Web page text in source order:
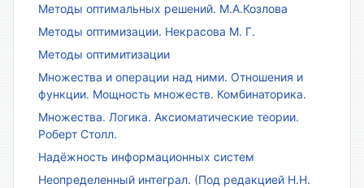
Методы оптимальных решений. М.А.Козлова
Методы оптимизации. Некрасова М. Г.
Методы оптимитизации
Множества и операции над ними. Отношения и
функции. Мощность множеств. Комбинаторика.
Множества. Логика. Аксиоматические теории.
Роберт Столл.
Надёжность информационных систем
Неопределенный интеграл. (Под редакцией Н.Н.